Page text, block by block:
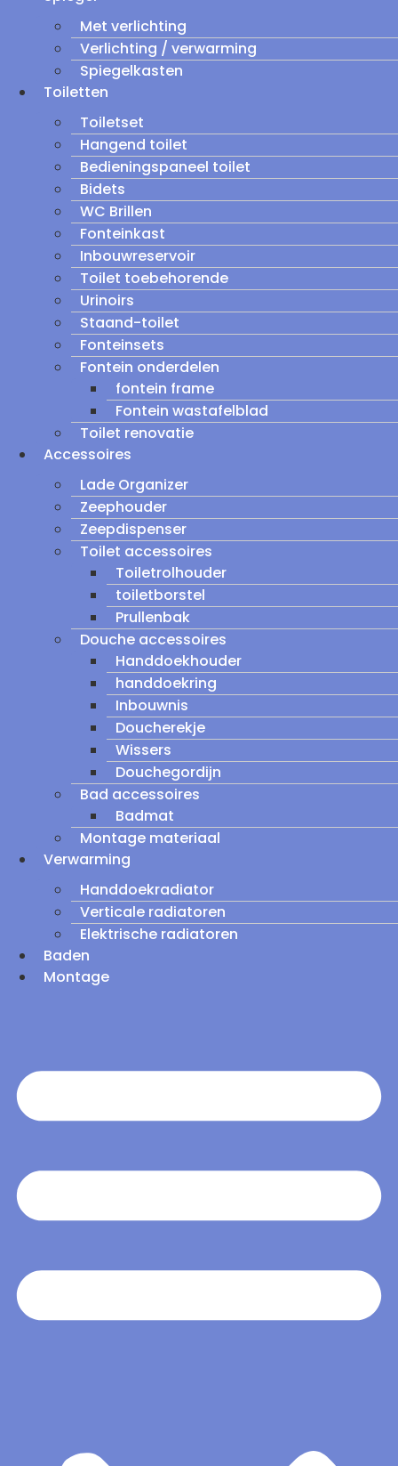
Met verlichting
Verlichting / verwarming
Spiegelkasten
Toiletten
Toiletset
Hangend toilet
Bedieningspaneel toilet
Bidets
WC Brillen
Fonteinkast
Inbouwreservoir
Toilet toebehorende
Urinoirs
Staand-toilet
Fonteinsets
Fontein onderdelen
fontein frame
Fontein wastafelblad
Toilet renovatie
Accessoires
Lade Organizer
Zeephouder
Zeepdispenser
Toilet accessoires
Toiletrolhouder
toiletborstel
Prullenbak
Douche accessoires
Handdoekhouder
handdoekring
Inbouwnis
Doucherekje
Wissers
Douchegordijn
Bad accessoires
Badmat
Montage materiaal
Verwarming
Handdoekradiator
Verticale radiatoren
Elektrische radiatoren
Baden
Montage